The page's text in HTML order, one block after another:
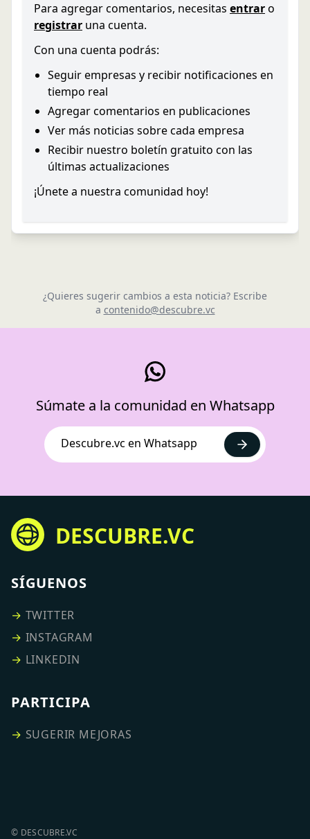
Para agregar comentarios, necesitas entraro
registrar una cuenta.
Con una cuenta podrás:
Seguir empresas y recibir notificaciones en
tiempo real
Agregar comentarios en publicaciones
Ver más noticias sobre cada empresa
Recibir nuestro boletín gratuito con las
últimas actualizaciones
¡Únete a nuestra comunidad hoy!
¿Quieres sugerir cambios a esta noticia? Escribe
a contenido@descubre.vc
Súmate a la comunidad en Whatsapp
Descubre.vc en Whatsapp
DESCUBRE.VC
SÍGUENOS
→ TWITTER
→ INSTAGRAM
→ LINKEDIN
PARTICIPA
→ SUGERIR MEJORAS
© DESCUBRE.VC